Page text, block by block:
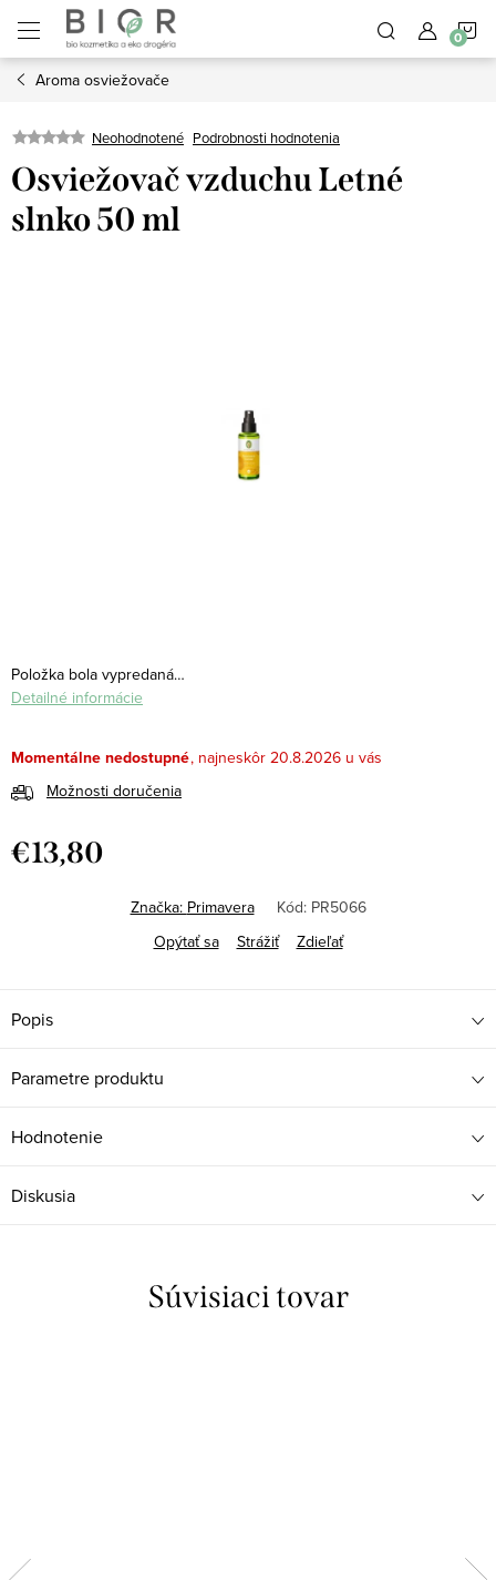
obsah
Aroma osviežovače
Neohodnotené Podrobnosti hodnotenia
Osviežovač vzduchu Letné
slnko 50 ml
Položka bola vypredaná…
Detailné informácie
Momentálne nedostupné
20.8.2026
Možnosti doručenia
€13,80
Značka: Primavera Kód: PR5066
Opýtať sa
Strážiť Zdieľať
Popis
Parametre produktu
Hodnotenie
Diskusia
Súvisiaci tovar